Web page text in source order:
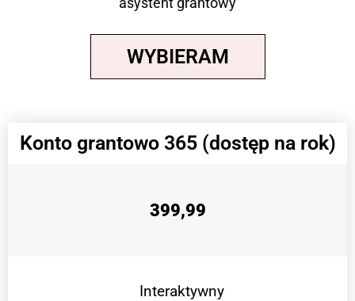
WYBIERAM
Konto grantowo 365 (dostęp na rok)
399,99
Interaktywny